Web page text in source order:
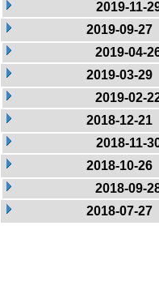
2019-11-
2019-09-27
2019-04-
2019-03-29
2019-02-
2018-12-21
2018-11-
2018-10-26
2018-09-
2018-07-27